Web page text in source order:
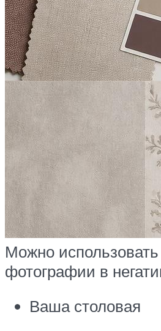
Можно
фотографии в
Ваша столовая